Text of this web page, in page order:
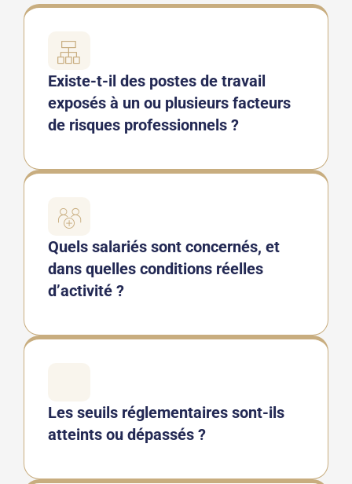
Existe-t-il des postes de travail
exposés à un ou plusieurs facteurs
de risques professionnels ?
Quels salariés sont concernés, et
dans quelles conditions réelles
d’activité ?
Les seuils réglementaires sont-ils
atteints ou dépassés ?